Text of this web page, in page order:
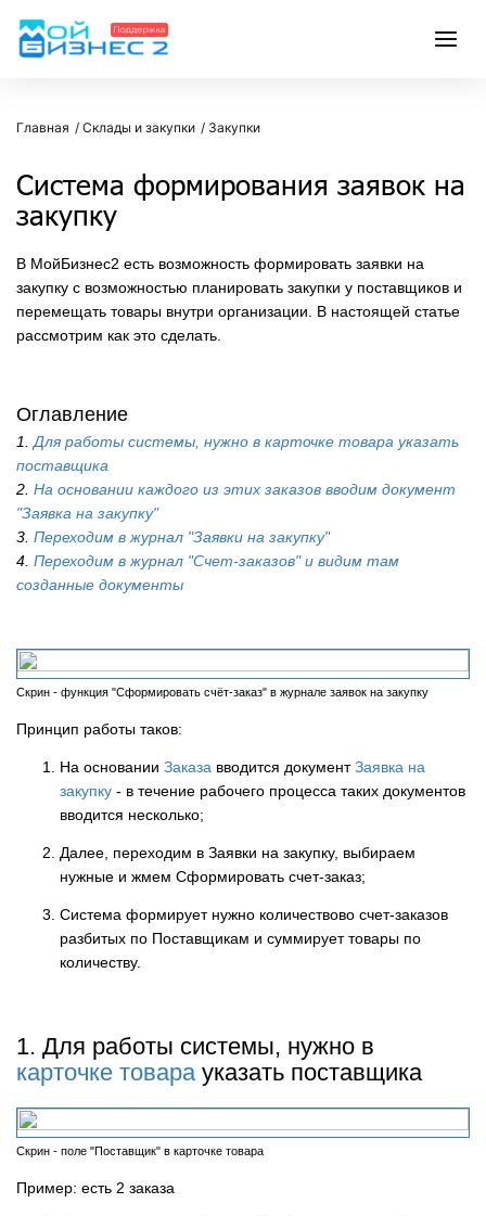
Главная Склады и закупки Закупки
Система формирования заявок на
закупку
В МойБизнес2 есть возможность формировать заявки на
закупку с возможностью планировать закупки у поставщиков и
перемещать товары внутри организации. В настоящей статье
рассмотрим как это сделать.
Оглавление
1. Для работы системы, нужно в карточке товара указать
поставщика
2. На основании каждого из этих заказов вводим документ
"Заявка на закупку"
3. Переходим в журнал "Заявки на закупку"
4. Переходим в журнал "Счет-заказов" и видим там
созданные документы
Скрин - функция "Сформировать счёт-заказ" в журнале заявок на закупку
Принцип работы таков:
На основании Заказа вводится документЗаявка на
закупку - в течение рабочего процесса таких документов
вводится несколько;
Далее, переходим в Заявки на закупку, выбираем
нужные и жмем Сформировать счет-заказ;
Система формирует нужно количествово счет-заказов
разбитых по Поставщикам и суммирует товары по
количеству.
1. Для работы системы, нужно в
карточке товарауказать поставщика
Скрин - поле "Поставщик" в карточке товара
Пример: есть 2 заказа